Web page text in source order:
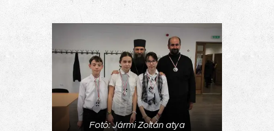
Fotó: Jármi Zoltán atya